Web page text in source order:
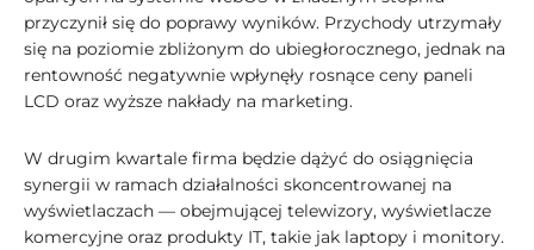
przyczynił się do poprawy wyników. Przychody utrzymały
się na poziomie zbliżonym do ubiegłorocznego, jednak na
rentowność negatywnie wpłynęły rosnące ceny paneli
LCD oraz wyższe nakłady na marketing.
W drugim kwartale firma będzie dążyć do osiągnięcia
synergii w ramach działalności skoncentrowanej na
wyświetlaczach — obejmującej telewizory, wyświetlacze
komercyjne oraz produkty IT, takie jak laptopy i monitory.